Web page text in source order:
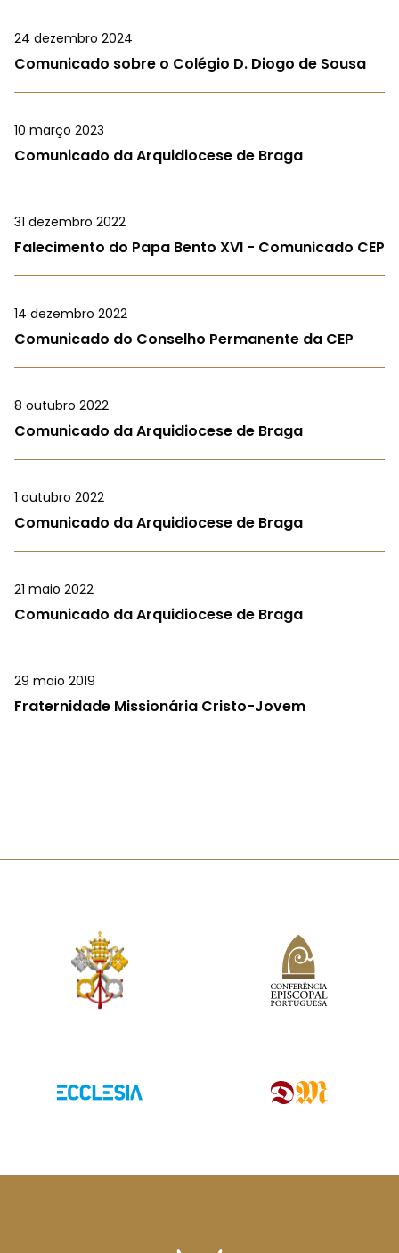
24 dezembro 2024
Comunicado sobre o Colégio D. Diogo de Sousa
10 março 2023
Comunicado da Arquidiocese de Braga
31 dezembro 2022
Falecimento do Papa Bento XVI - Comunicado CEP
14 dezembro 2022
Comunicado do Conselho Permanente da CEP
8 outubro 2022
Comunicado da Arquidiocese de Braga
1 outubro 2022
Comunicado da Arquidiocese de Braga
21 maio 2022
Comunicado da Arquidiocese de Braga
29 maio 2019
Fraternidade Missionária Cristo-Jovem